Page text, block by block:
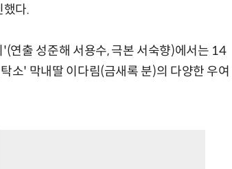
했다.
연출 성준해 서용수, 극본 서숙향)에서는 14
소' 막내딸 이다림(금새록 분)의 다양한 우여